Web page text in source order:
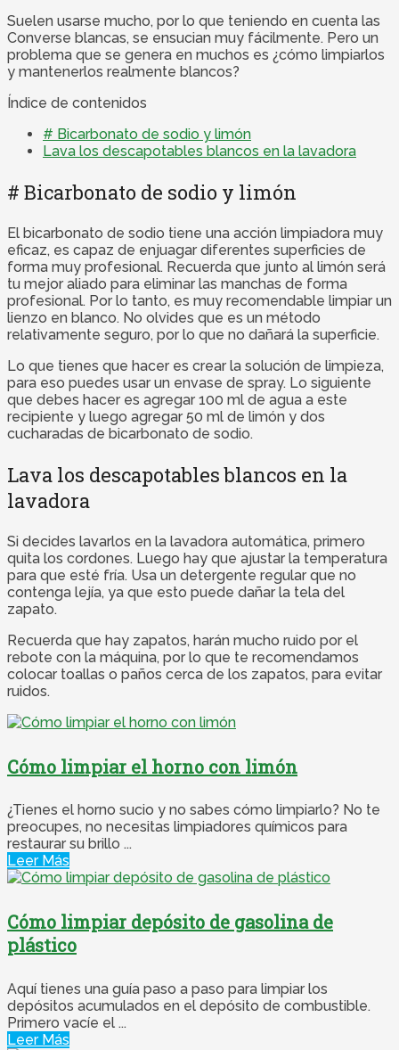
Suelen usarse mucho, por lo que teniendo en cuenta las
Converse blancas, se ensucian muy fácilmente. Pero un
problema que se genera en muchos es ¿cómo limpiarlos
y mantenerlos realmente blancos?
Índice de contenidos
# Bicarbonato de sodio y limón
Lava los descapotables blancos en la lavadora
# Bicarbonato de sodio y limón
El bicarbonato de sodio tiene una acción limpiadora muy
eficaz, es capaz de enjuagar diferentes superficies de
forma muy profesional. Recuerda que junto al limón será
tu mejor aliado para eliminar las manchas de forma
profesional. Por lo tanto, es muy recomendable limpiar un
lienzo en blanco. No olvides que es un método
relativamente seguro, por lo que no dañará la superficie.
Lo que tienes que hacer es crear la solución de limpieza,
para eso puedes usar un envase de spray. Lo siguiente
que debes hacer es agregar 100 ml de agua a este
recipiente y luego agregar 50 ml de limón y dos
cucharadas de bicarbonato de sodio.
Lava los descapotables blancos en la
lavadora
Si decides lavarlos en la lavadora automática, primero
quita los cordones. Luego hay que ajustar la temperatura
para que esté fría. Usa un detergente regular que no
contenga lejía, ya que esto puede dañar la tela del
zapato.
Recuerda que hay zapatos, harán mucho ruido por el
rebote con la máquina, por lo que te recomendamos
colocar toallas o paños cerca de los zapatos, para evitar
ruidos.
Cómo limpiar el horno con limón
¿Tienes el horno sucio y no sabes cómo limpiarlo? No te
preocupes, no necesitas limpiadores químicos para
restaurar su brillo ...
Leer Más
Cómo limpiar depósito de gasolina de
plástico
Aquí tienes una guía paso a paso para limpiar los
depósitos acumulados en el depósito de combustible.
Primero vacíe el ...
Leer Más